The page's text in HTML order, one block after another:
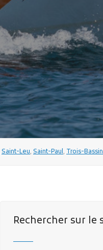
Saint-Leu, Saint-Paul, Trois-
Rechercher sur le